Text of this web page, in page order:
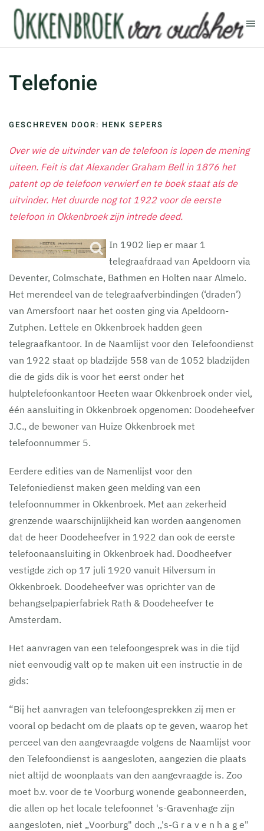
Terug naar hoofdinhoud
Telefonie
GESCHREVEN DOOR: HENK SEPERS
Over wie de uitvinder van de telefoon is lopen de mening
uiteen. Feit is dat Alexander Graham Bell in 1876 het
patent op de telefoon verwierf en te boek staat als de
uitvinder. Het duurde nog tot 1922 voor de eerste
telefoon in Okkenbroek zijn intrede deed.
In 1902 liep er maar 1
telegraafdraad van Apeldoorn via
Deventer, Colmschate, Bathmen en Holten naar Almelo.
Het merendeel van de telegraafverbindingen (‘draden’)
van Amersfoort naar het oosten ging via Apeldoorn-
Zutphen. Lettele en Okkenbroek hadden geen
telegraafkantoor. In de Naamlijst voor den Telefoondienst
van 1922 staat op bladzijde 558 van de 1052 bladzijden
die de gids dik is voor het eerst onder het
hulptelefoonkantoor Heeten waar Okkenbroek onder viel,
één aansluiting in Okkenbroek opgenomen: Doodeheefver
J.C., de bewoner van Huize Okkenbroek met
telefoonnummer 5.
Eerdere edities van de Namenlijst voor den
Telefoniedienst maken geen melding van een
telefoonnummer in Okkenbroek. Met aan zekerheid
grenzende waarschijnlijkheid kan worden aangenomen
dat de heer Doodeheefver in 1922 dan ook de eerste
telefoonaansluiting in Okkenbroek had. Doodheefver
vestigde zich op 17 juli 1920 vanuit Hilversum in
Okkenbroek. Doodeheefver was oprichter van de
behangselpapierfabriek Rath & Doodeheefver te
Amsterdam.
Het aanvragen van een telefoongesprek was in die tijd
niet eenvoudig valt op te maken uit een instructie in de
gids:
“Bij het aanvragen van telefoongesprekken zij men er
vooral op bedacht om de plaats op te geven, waarop het
perceel van den aangevraagde volgens de Naamlijst voor
den Telefoondienst is aangesloten, aangezien die plaats
niet altijd de woonplaats van den aangevraagde is. Zoo
moet b.v. voor de te Voorburg wonende geabonneerden,
die allen op het locale telefoonnet 's-Gravenhage zijn
aangesloten, niet „Voorburg" doch ,,'s-G r a v e n h a g e"